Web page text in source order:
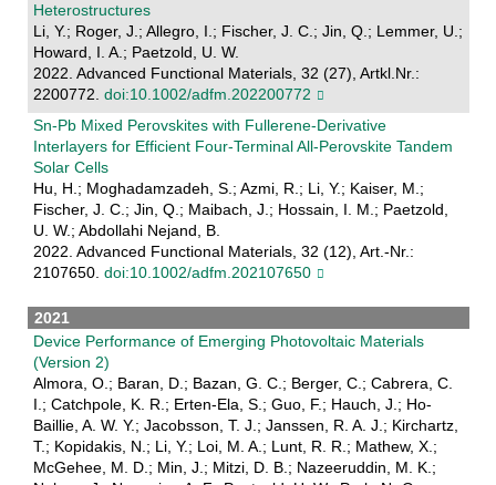
Heterostructures
Li, Y.; Roger, J.; Allegro, I.; Fischer, J. C.; Jin, Q.; Lemmer, U.;
Howard, I. A.; Paetzold, U. W.
2022. Advanced Functional Materials, 32 (27), Artkl.Nr.:
2200772. doi:10.1002/adfm.202200772
Sn-Pb Mixed Perovskites with Fullerene-Derivative
Interlayers for Efficient Four-Terminal All-Perovskite Tandem
Solar Cells
Hu, H.; Moghadamzadeh, S.; Azmi, R.; Li, Y.; Kaiser, M.;
Fischer, J. C.; Jin, Q.; Maibach, J.; Hossain, I. M.; Paetzold,
U. W.; Abdollahi Nejand, B.
2022. Advanced Functional Materials, 32 (12), Art.-Nr.:
2107650. doi:10.1002/adfm.202107650
2021
Device Performance of Emerging Photovoltaic Materials
(Version 2)
Almora, O.; Baran, D.; Bazan, G. C.; Berger, C.; Cabrera, C.
I.; Catchpole, K. R.; Erten-Ela, S.; Guo, F.; Hauch, J.; Ho-
Baillie, A. W. Y.; Jacobsson, T. J.; Janssen, R. A. J.; Kirchartz,
T.; Kopidakis, N.; Li, Y.; Loi, M. A.; Lunt, R. R.; Mathew, X.;
McGehee, M. D.; Min, J.; Mitzi, D. B.; Nazeeruddin, M. K.;